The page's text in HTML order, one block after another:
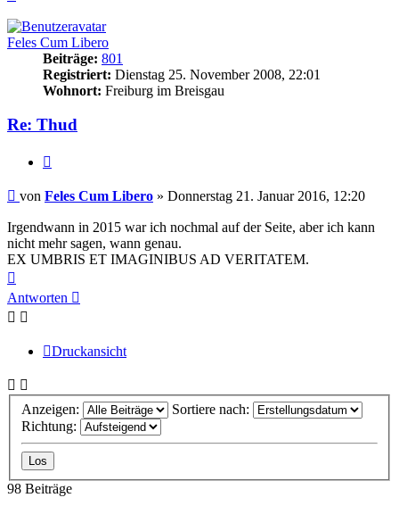
Feles Cum Libero
Beiträge: 801
Registriert: Dienstag 25. November 2008, 22:01
Wohnort: Freiburg im Breisgau
Re: Thud
Beitrag
von Feles Cum Libero » Donnerstag 21. Januar 2016, 12:20
Irgendwann in 2015 war ich nochmal auf der Seite, aber ich kann
nicht mehr sagen, wann genau.
EX UMBRIS ET IMAGINIBUS AD VERITATEM.
oben
Antworten
Druckansicht
Anzeigen:
Sortiere nach:
Richtung:
98 Beiträge